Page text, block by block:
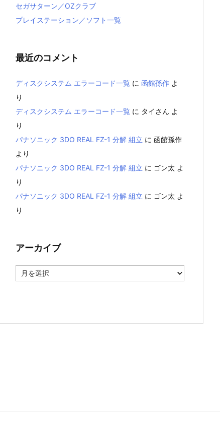
セガサターン／OZクラブ
プレイステーション／ソフト一覧
最近のコメント
ディスクシステム エラーコード一覧 に 函館孫作 よ
り
ディスクシステム エラーコード一覧 に タイさん よ
り
パナソニック 3DO REAL FZ-1 分解 組立 に 函館孫作
より
パナソニック 3DO REAL FZ-1 分解 組立 に ゴン太 よ
り
パナソニック 3DO REAL FZ-1 分解 組立 に ゴン太 よ
り
アーカイブ
ー